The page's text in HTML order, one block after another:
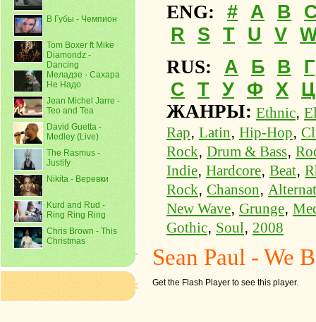
В Губы - Чемпион
Tom Boxer ft Mike
Diamondz -
Dancing
Меладзе - Сахара
Не Надо
Jean Michel Jarre -
Teo and Tea
David Guetta -
Medley (Live)
The Rasmus -
Justify
Nikita - Веревки
Kurd and Rud -
Ring Ring Ring
Chris Brown - This
Christmas
ENG: # A B
R
S T U V
RUS: А Б В
Г
С
Т У Ф Х Ц
ЖАНРЫ: Ethnic,
Rap, Latin, Hip-Hop,
Rock, Drum & Bass,
Indie, Hardcore, Beat,
Rock, Chanson,
New Wave, Grunge,
Gothic, Soul, 2008
Sean Paul - We
Get the Flash Player to see this player.